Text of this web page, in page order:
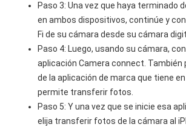
Paso 3: Una vez que haya terminado
en ambos dispositivos, continúe y
Fi de su cámara desde su cámara
Paso 4: Luego, usando su cámara,
aplicación Camera connect. También
de la aplicación de marca que tiene
permite transferir fotos.
Paso 5: Y una vez que se inicie esa
elija transferir fotos de la cámara al